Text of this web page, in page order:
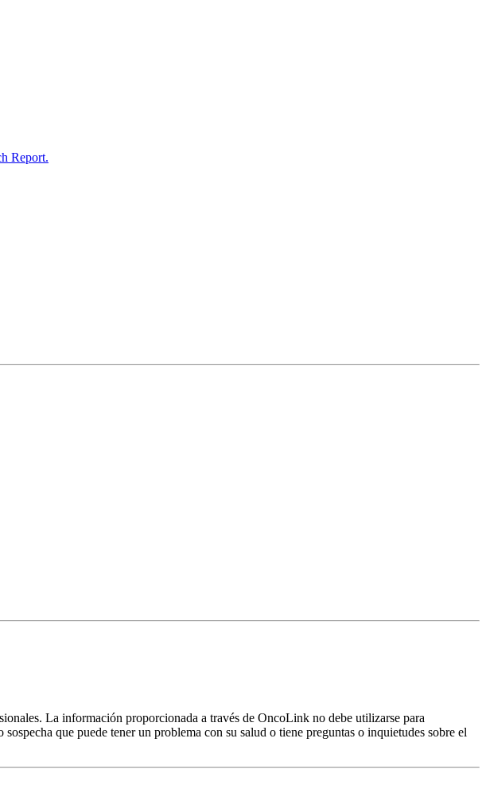
Report.
La información proporcionada a través de OncoLink no debe utilizarse para
que puede tener un problema con su salud o tiene preguntas o inquietudes sobre el